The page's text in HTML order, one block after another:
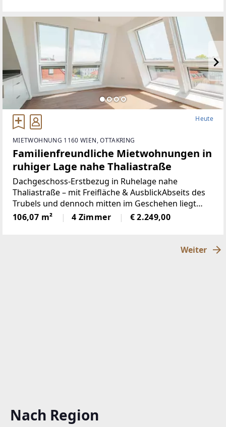
Nach Region
Heute
MIETWOHNUNG 1160 WIEN, OTTAKRING
Familienfreundliche Mietwohnungen in
ruhiger Lage nahe Thaliastraße
Dachgeschoss‑Erstbezug in Ruhelage nahe
Thaliastraße – mit Freifläche & AusblickAbseits des
Trubels und dennoch mitten im Geschehen liegt
dieses Wohnprojekt in der Hasnerstraße 40, nur
wenige Schritte von der Thaliastraße entfernt. In
106,07 m² 4 Zimmer € 2.249,00
Weiter